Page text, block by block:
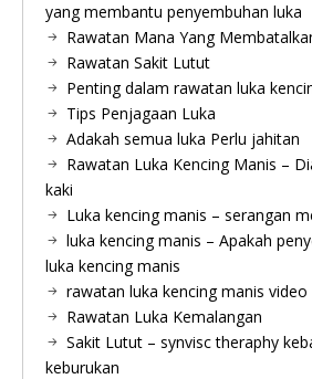
yang membantu penyembuhan luka
Rawatan Mana Yang
Rawatan Sakit Lutut
Penting dalam rawatan luka
Tips Penjagaan Luka
Adakah semua luka Perlu jahitan
Rawatan Luka Kencing Manis –
kaki
Luka kencing manis – serangan
luka kencing manis – Apakah
luka kencing manis
rawatan luka kencing manis video
Rawatan Luka Kemalangan
Sakit Lutut – synvisc theraphy
keburukan